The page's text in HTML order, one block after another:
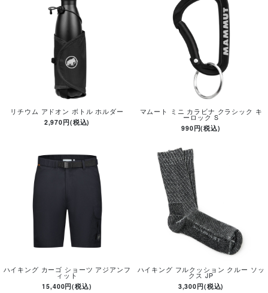
リチウム アドオン ボトル ホルダー
2,970円(税込)
マムート ミニ カラビナ クラシック キ
ーロック S
990円(税込)
ハイキング カーゴ ショーツ アジアンフ
ィット
15,400円(税込)
ハイキング フルクッション クルー ソッ
クス JP
3,300円(税込)